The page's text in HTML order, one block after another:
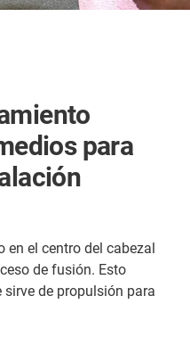
para
en el centro del cabezal
de fusión. Esto
de propulsión para